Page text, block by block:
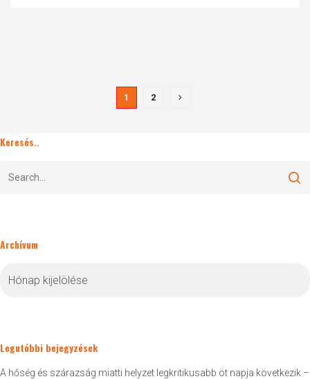
1 2
Keresés..
Archívum
Legutóbbi bejegyzések
A hőség és szárazság miatti helyzet legkritikusabb öt napja következik –